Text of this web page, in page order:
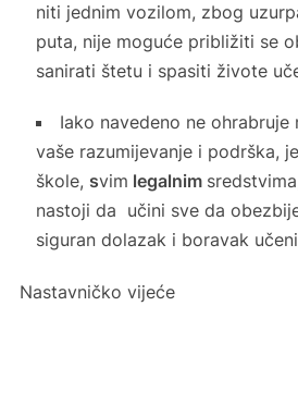
niti jednim vozilom, zbog
puta, nije moguće približiti se
sanirati štetu i spasiti živote
Iako navedeno ne ohrabruje
vaše razumijevanje i podrška,
škole, svim legalnim
nastoji da učini sve da
siguran dolazak i boravak
Nastavničko vijeće